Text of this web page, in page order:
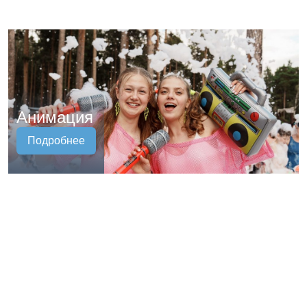
Анимация
Подробнее